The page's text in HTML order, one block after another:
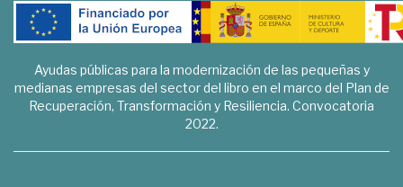
Ayudas públicas para la modernización de las pequeñas y
medianas empresas del sector del libro en el marco del Plan de
Recuperación, Transformación y Resiliencia. Convocatoria
2022.